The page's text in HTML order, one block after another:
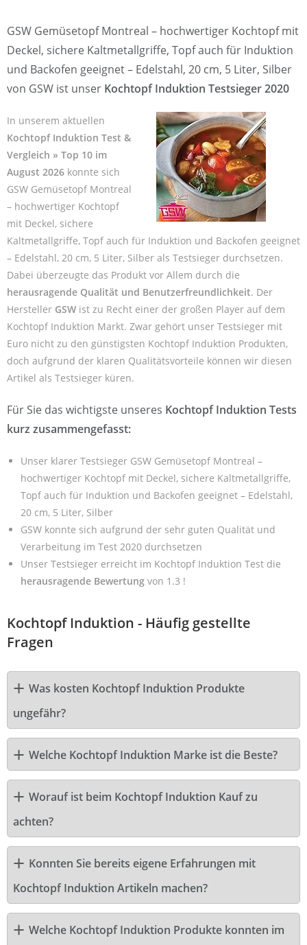
GSW Gemüsetopf Montreal – hochwertiger Kochtopf mit
Deckel, sichere Kaltmetallgriffe, Topf auch für Induktion
und Backofen geeignet – Edelstahl, 20 cm, 5 Liter, Silber
von GSW ist unser Kochtopf Induktion Testsieger 2020
In unserem aktuellen
Kochtopf Induktion Test &
Vergleich » Top 10 im
August 2026 konnte sich
GSW Gemüsetopf Montreal
– hochwertiger Kochtopf
mit Deckel, sichere
Kaltmetallgriffe, Topf auch für Induktion und Backofen geeignet
– Edelstahl, 20 cm, 5 Liter, Silber als Testsieger durchsetzen.
Dabei überzeugte das Produkt vor Allem durch die
herausragende Qualität und Benutzerfreundlichkeit. Der
Hersteller GSW ist zu Recht einer der großen Player auf dem
Kochtopf Induktion Markt. Zwar gehört unser Testsieger mit
Euro nicht zu den günstigsten Kochtopf Induktion Produkten,
doch aufgrund der klaren Qualitätsvorteile können wir diesen
Artikel als Testsieger küren.
Für Sie das wichtigste unseres Kochtopf Induktion Tests
kurz zusammengefasst:
Unser klarer Testsieger GSW Gemüsetopf Montreal –
hochwertiger Kochtopf mit Deckel, sichere Kaltmetallgriffe,
Topf auch für Induktion und Backofen geeignet – Edelstahl,
20 cm, 5 Liter, Silber
GSW konnte sich aufgrund der sehr guten Qualität und
Verarbeitung im Test 2020 durchsetzen
Unser Testsieger erreicht im Kochtopf Induktion Test die
herausragende Bewertung von 1.3 !
Kochtopf Induktion - Häufig gestellte
Fragen
Was kosten Kochtopf Induktion Produkte
ungefähr?
Welche Kochtopf Induktion Marke ist die Beste?
Worauf ist beim Kochtopf Induktion Kauf zu
achten?
Konnten Sie bereits eigene Erfahrungen mit
Kochtopf Induktion Artikeln machen?
Welche Kochtopf Induktion Produkte konnten im